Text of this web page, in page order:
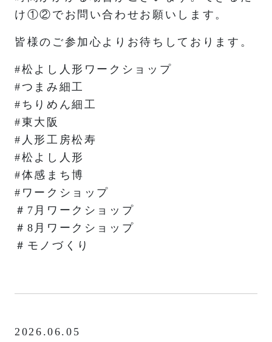
け①②でお問い合わせお願いします。
皆様のご参加心よりお待ちしております。
#松よし人形ワークショップ
#つまみ細工
#ちりめん細工
#東大阪
#人形工房松寿
#松よし人形
#体感まち博
#ワークショップ
＃7月ワークショップ
＃8月ワークショップ
＃モノづくり
2026.06.05